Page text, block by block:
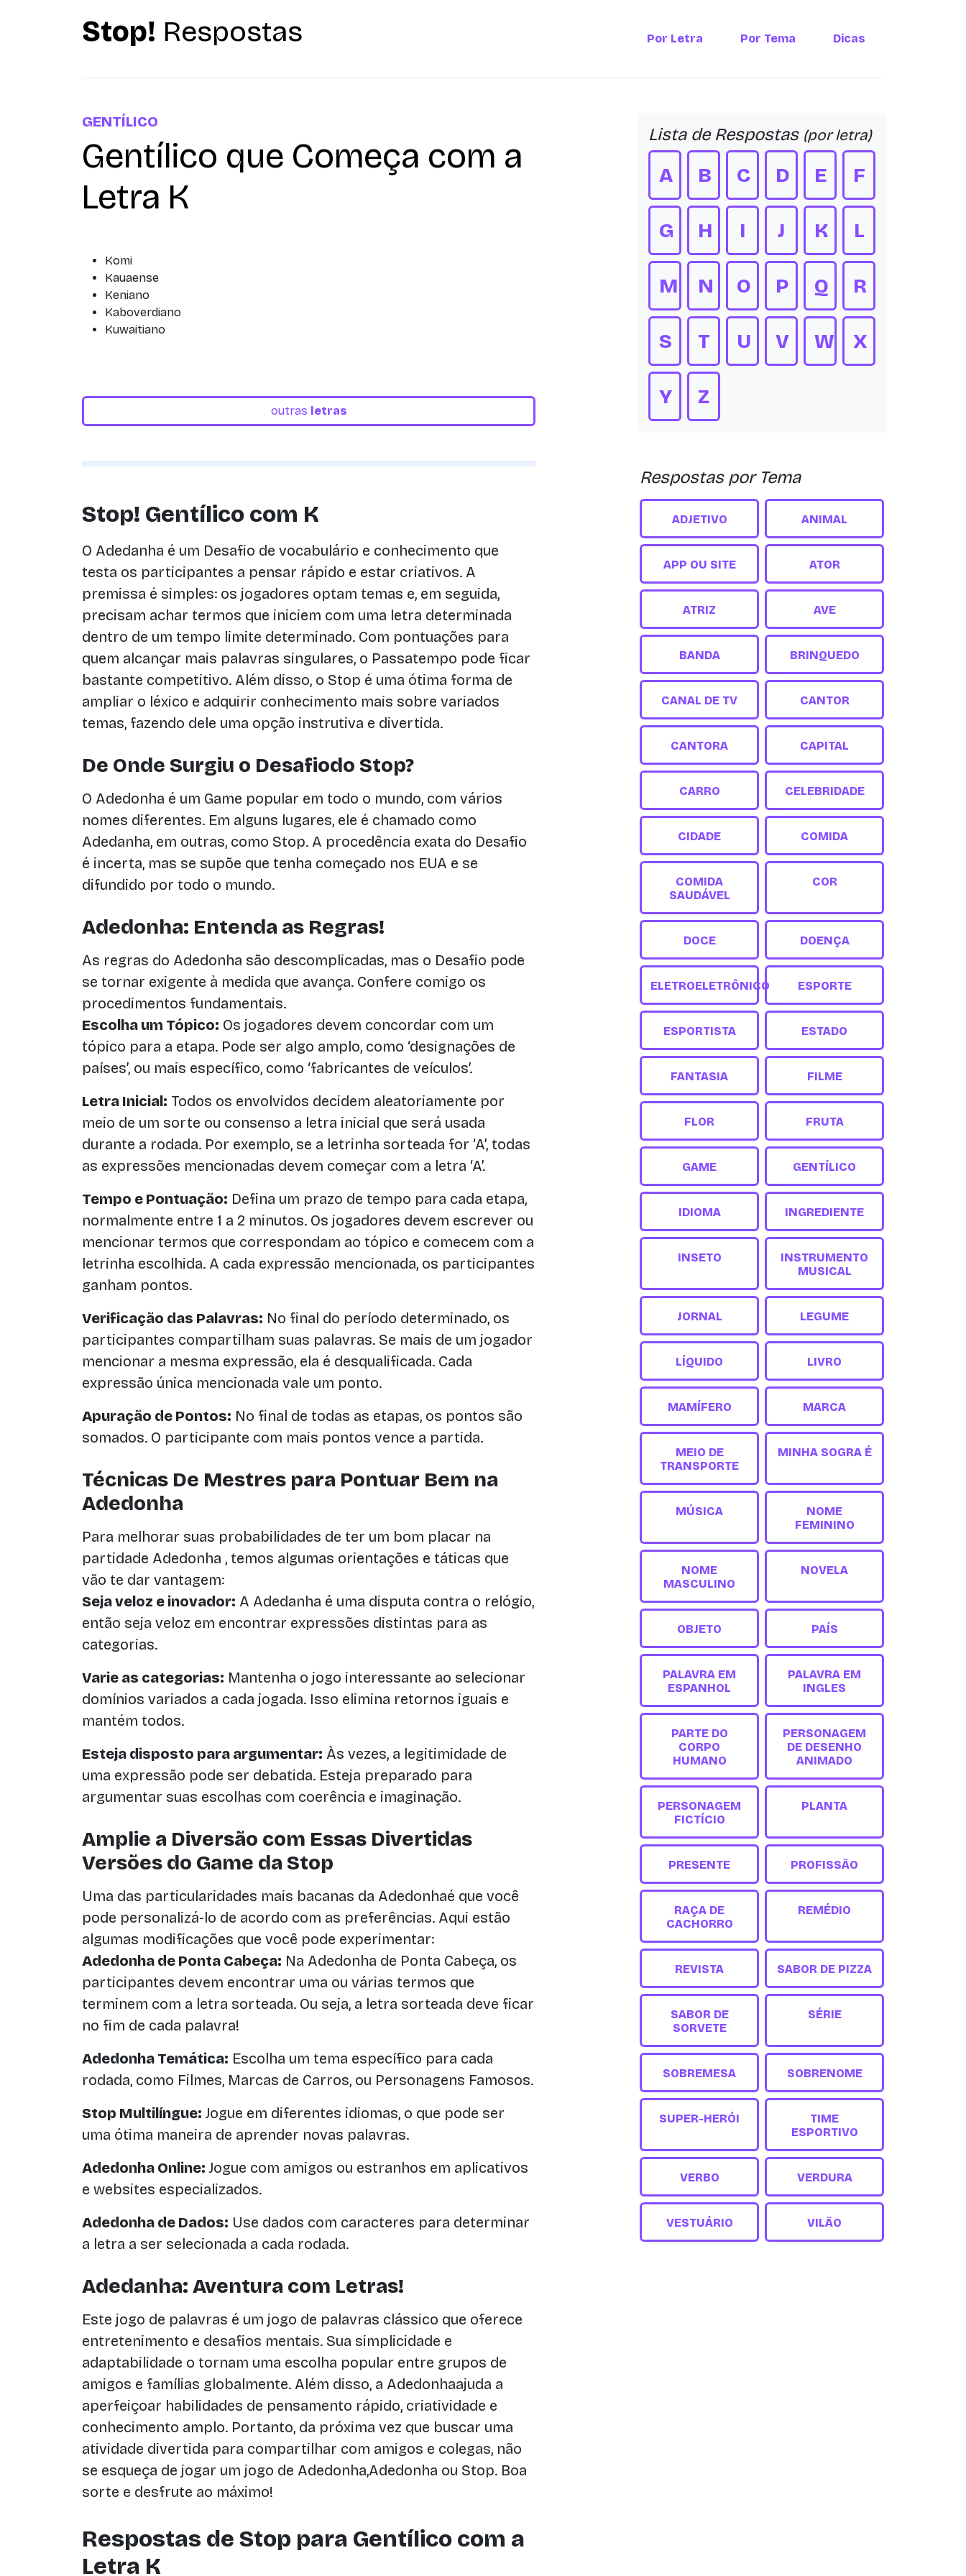
Stop! Respostas Por Letra Por Tema Dicas
GENTÍLICO
Gentílico que Começa com a
Letra K
Komi
Kauaense
Keniano
Kaboverdiano
Kuwaitiano
outras letras
Stop! Gentílico com K
O Adedanha é um Desafio de vocabulário e conhecimento que
testa os participantes a pensar rápido e estar criativos. A
premissa é simples: os jogadores optam temas e, em seguida,
precisam achar termos que iniciem com uma letra determinada
dentro de um tempo limite determinado. Com pontuações para
quem alcançar mais palavras singulares, o Passatempo pode ficar
bastante competitivo. Além disso, o Stop é uma ótima forma de
ampliar o léxico e adquirir conhecimento mais sobre variados
temas, fazendo dele uma opção instrutiva e divertida.
De Onde Surgiu o Desafiodo Stop?
O Adedonha é um Game popular em todo o mundo, com vários
nomes diferentes. Em alguns lugares, ele é chamado como
Adedanha, em outras, como Stop. A procedência exata do Desafio
é incerta, mas se supõe que tenha começado nos EUA e se
difundido por todo o mundo.
Adedonha: Entenda as Regras!
As regras do Adedonha são descomplicadas, mas o Desafio pode
se tornar exigente à medida que avança. Confere comigo os
procedimentos fundamentais.
Escolha um Tópico: Os jogadores devem concordar com um
tópico para a etapa. Pode ser algo amplo, como ‘designações de
países’, ou mais específico, como ‘fabricantes de veículos’.
Letra Inicial: Todos os envolvidos decidem aleatoriamente por
meio de um sorte ou consenso a letra inicial que será usada
durante a rodada. Por exemplo, se a letrinha sorteada for ‘A’, todas
as expressões mencionadas devem começar com a letra ‘A’.
Tempo e Pontuação: Defina um prazo de tempo para cada etapa,
normalmente entre 1 a 2 minutos. Os jogadores devem escrever ou
mencionar termos que correspondam ao tópico e comecem com a
letrinha escolhida. A cada expressão mencionada, os participantes
ganham pontos.
Verificação das Palavras: No final do período determinado, os
participantes compartilham suas palavras. Se mais de um jogador
mencionar a mesma expressão, ela é desqualificada. Cada
expressão única mencionada vale um ponto.
Apuração de Pontos: No final de todas as etapas, os pontos são
somados. O participante com mais pontos vence a partida.
Técnicas De Mestres para Pontuar Bem na
Adedonha
Para melhorar suas probabilidades de ter um bom placar na
partidade Adedonha , temos algumas orientações e táticas que
vão te dar vantagem:
Seja veloz e inovador: A Adedanha é uma disputa contra o relógio,
então seja veloz em encontrar expressões distintas para as
categorias.
Varie as categorias: Mantenha o jogo interessante ao selecionar
domínios variados a cada jogada. Isso elimina retornos iguais e
mantém todos.
Esteja disposto para argumentar: Às vezes, a legitimidade de
uma expressão pode ser debatida. Esteja preparado para
argumentar suas escolhas com coerência e imaginação.
Amplie a Diversão com Essas Divertidas
Versões do Game da Stop
Uma das particularidades mais bacanas da Adedonhaé que você
pode personalizá-lo de acordo com as preferências. Aqui estão
algumas modificações que você pode experimentar:
Adedonha de Ponta Cabeça: Na Adedonha de Ponta Cabeça, os
participantes devem encontrar uma ou várias termos que
terminem com a letra sorteada. Ou seja, a letra sorteada deve ficar
no fim de cada palavra!
Adedonha Temática: Escolha um tema específico para cada
rodada, como Filmes, Marcas de Carros, ou Personagens Famosos.
Stop Multilíngue: Jogue em diferentes idiomas, o que pode ser
uma ótima maneira de aprender novas palavras.
Adedonha Online: Jogue com amigos ou estranhos em aplicativos
e websites especializados.
Adedonha de Dados: Use dados com caracteres para determinar
a letra a ser selecionada a cada rodada.
Adedanha: Aventura com Letras!
Este jogo de palavras é um jogo de palavras clássico que oferece
entretenimento e desafios mentais. Sua simplicidade e
adaptabilidade o tornam uma escolha popular entre grupos de
amigos e famílias globalmente. Além disso, a Adedonhaajuda a
aperfeiçoar habilidades de pensamento rápido, criatividade e
conhecimento amplo. Portanto, da próxima vez que buscar uma
atividade divertida para compartilhar com amigos e colegas, não
se esqueça de jogar um jogo de Adedonha,Adedonha ou Stop. Boa
sorte e desfrute ao máximo!
Respostas de Stop para Gentílico com a
Letra K
Lista de Respostas (por letra)
A B C D E F
G H I J K L
M N O P Q R
S T U V W X
Y Z
Respostas por Tema
ADJETIVO ANIMAL
APP OU SITE ATOR
ATRIZ AVE
BANDA BRINQUEDO
CANAL DE TV CANTOR
CANTORA CAPITAL
CARRO CELEBRIDADE
CIDADE COMIDA
COMIDA
SAUDÁVEL
COR
DOCE DOENÇA
ELETROELETRÔNICO ESPORTE
ESPORTISTA ESTADO
FANTASIA FILME
FLOR FRUTA
GAME GENTÍLICO
IDIOMA INGREDIENTE
INSETO
INSTRUMENTO
MUSICAL
JORNAL LEGUME
LÍQUIDO LIVRO
MAMÍFERO MARCA
MEIO DE
TRANSPORTE
MINHA SOGRA É
MÚSICA
NOME
FEMININO
NOME
MASCULINO
NOVELA
OBJETO PAÍS
PALAVRA EM
ESPANHOL
PALAVRA EM
INGLES
PARTE DO
CORPO
HUMANO
PERSONAGEM
DE DESENHO
ANIMADO
PERSONAGEM
FICTÍCIO
PLANTA
PRESENTE PROFISSÃO
RAÇA DE
CACHORRO
REMÉDIO
REVISTA SABOR DE PIZZA
SABOR DE
SORVETE
SÉRIE
SOBREMESA SOBRENOME
SUPER-HERÓI
TIME
ESPORTIVO
VERBO VERDURA
VESTUÁRIO VILÃO